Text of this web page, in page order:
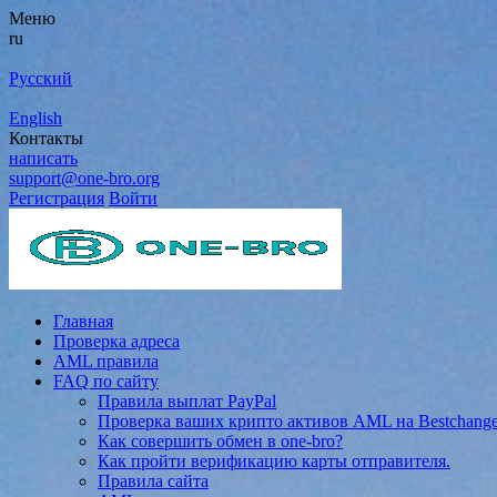
Меню
ru
Русский
English
Контакты
написать
support@one-bro.org
Регистрация Войти
Главная
Проверка адреса
AML правила
FAQ по сайту
Правила выплат PayPal
Проверка ваших крипто активов AML на
Как совершить обмен в one-bro?
Как пройти верификацию карты отправителя.
Правила сайта